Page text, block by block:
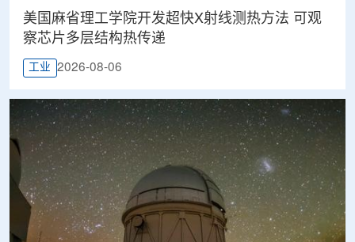
美国麻省理工学院开发超快X射线测热方法 可观
察芯片多层结构热传递
工业 2026-08-06